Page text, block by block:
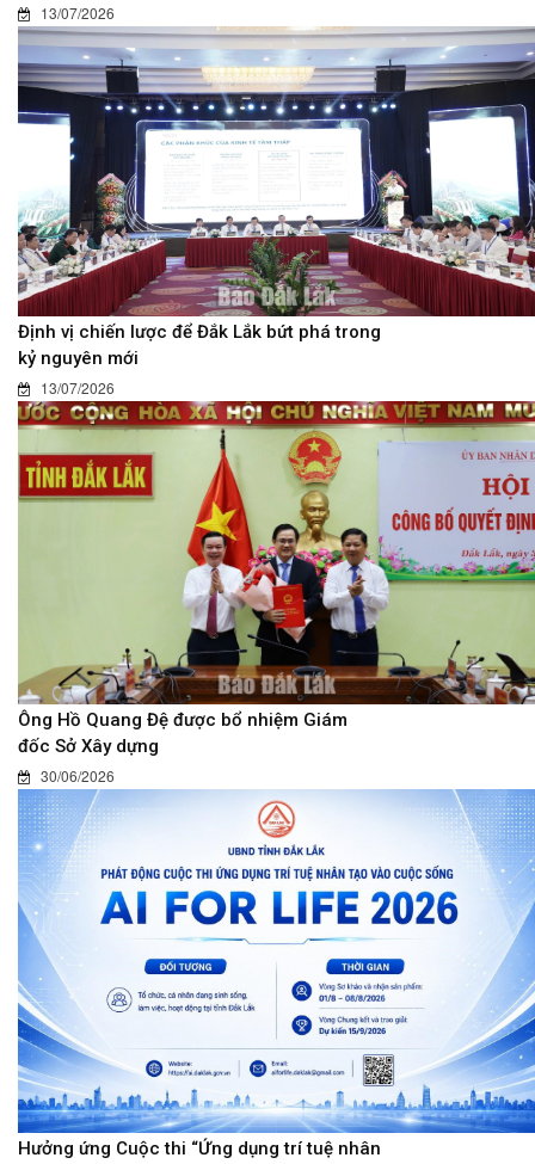
13/07/2026
Định vị chiến lược để Đắk Lắk bứt phá trong
kỷ nguyên mới
13/07/2026
Ông Hồ Quang Đệ được bổ nhiệm Giám
đốc Sở Xây dựng
30/06/2026
Hưởng ứng Cuộc thi “Ứng dụng trí tuệ nhân